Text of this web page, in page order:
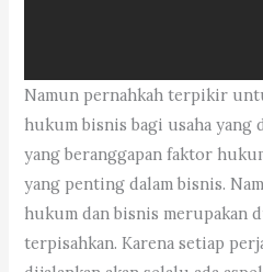
Namun pernahkah terpikir
hukum bisnis bagi usaha yang
yang beranggapan faktor
yang penting dalam bisnis.
hukum dan bisnis merupakan
terpisahkan. Karena setiap